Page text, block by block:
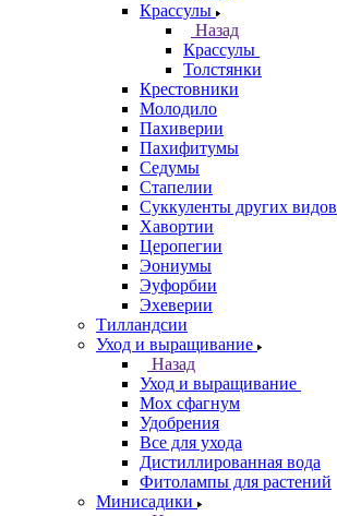
Крассулы
Назад
Крассулы
Толстянки
Крестовники
Молодило
Пахиверии
Пахифитумы
Седумы
Стапелии
Суккуленты других видов
Хавортии
Церопегии
Эониумы
Эуфорбии
Эхеверии
Тилландсии
Уход и выращивание
Назад
Уход и выращивание
Мох сфагнум
Удобрения
Все для ухода
Дистиллированная вода
Фитолампы для растений
Минисадики